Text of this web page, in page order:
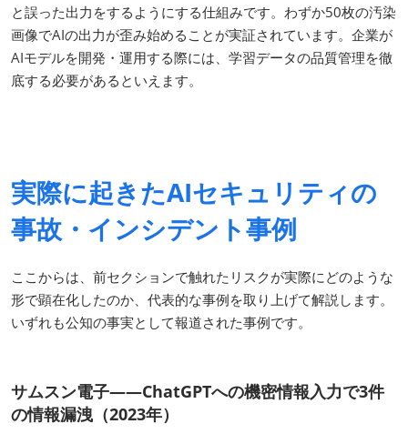
と誤った出力をするようにする仕組みです。わずか50枚の汚染
画像でAIの出力が歪み始めることが実証されています。企業が
AIモデルを開発・運用する際には、学習データの品質管理を徹
底する必要があるといえます。
実際に起きたAIセキュリティの
事故・インシデント事例
ここからは、前セクションで触れたリスクが実際にどのような
形で顕在化したのか、代表的な事例を取り上げて解説します。
いずれも公知の事実として報道された事例です。
サムスン電子——ChatGPTへの機密情報入力で3件
の情報漏洩（2023年）